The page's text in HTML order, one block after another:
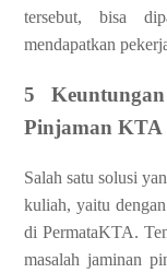
tersebut, bisa
mendapatkan
5
Pinjaman KTA
Salah satu solusi
kuliah, yaitu
di PermataKTA.
masalah jaminan